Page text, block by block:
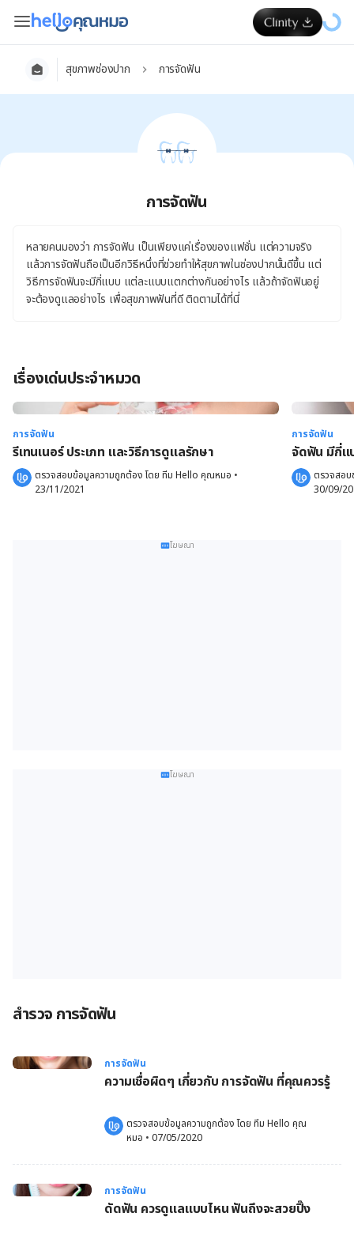
สุขภาพช่องปาก การจัดฟัน
การจัดฟัน
หลายคนมองว่า การจัดฟัน เป็นเพียงแค่เรื่องของแฟชั่น แต่ความจริง
แล้วการจัดฟันถือเป็นอีกวิธีหนึ่งที่ช่วยทำให้สุขภาพในช่องปากนั้นดีขึ้น แต่
วิธีการจัดฟันจะมีกี่แบบ แต่ละแบบแตกต่างกันอย่างไร แล้วถ้าจัดฟันอยู่
จะต้องดูแลอย่างไร เพื่อสุขภาพฟันที่ดี ติดตามได้ที่นี่
เรื่องเด่นประจำหมวด
การจัดฟัน
รีเทนเนอร์ ประเภท และวิธีการดูแลรักษา
ตรวจสอบข้อมูลความถูกต้อง โดย ทีม Hello คุณหมอ •
23/11/2021
การจัดฟัน
จัดฟัน มีกี่แ
ตรวจสอ
30/09/
โฆษณา
โฆษณา
สำรวจ การจัดฟัน
การจัดฟัน
ความเชื่อผิดๆ เกี่ยวกับ การจัดฟัน ที่คุณควรรู้
ตรวจสอบข้อมูลความถูกต้อง โดย ทีม Hello คุณ
หมอ • 07/05/2020
การจัดฟัน
ดัดฟัน ควรดูแลแบบไหน ฟันถึงจะสวยปิ๊ง